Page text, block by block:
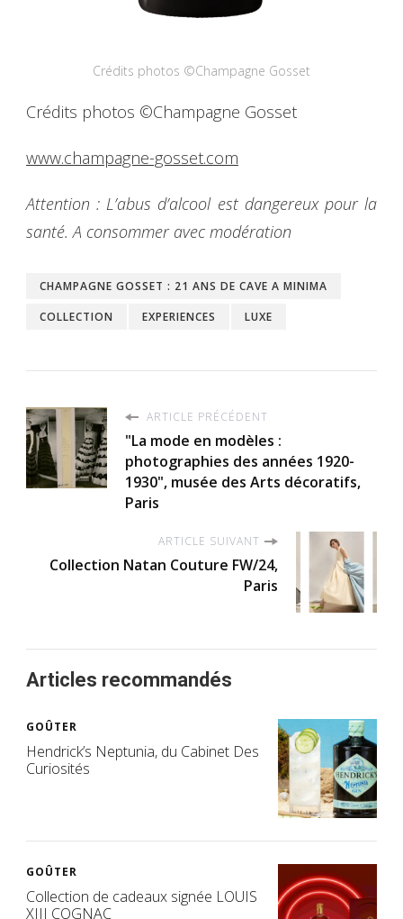
Crédits photos ©Champagne Gosset
Crédits photos ©Champagne Gosset
www.champagne-gosset.com
Attention : L’abus d’alcool est dangereux pour la
santé. A consommer avec modération
CHAMPAGNE GOSSET : 21 ANS DE CAVE A MINIMA
COLLECTION
EXPERIENCES LUXE
ARTICLE PRÉCÉDENT
"La mode en modèles :
photographies des années 1920-
1930", musée des Arts décoratifs,
Paris
ARTICLE SUIVANT
Collection Natan Couture FW/24,
Paris
Articles recommandés
GOÛTER
Hendrick’s Neptunia, du Cabinet Des
Curiosités
GOÛTER
Collection de cadeaux signée LOUIS
XIII COGNAC